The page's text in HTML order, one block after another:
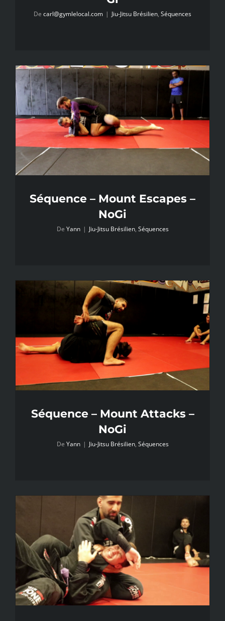
De carl@gymlelocal.com | Jiu-Jitsu Brésilien, Séquences
Séquence – Mount Escapes –
NoGi
De Yann | Jiu-Jitsu Brésilien, Séquences
Séquence – Mount Attacks –
NoGi
De Yann | Jiu-Jitsu Brésilien, Séquences